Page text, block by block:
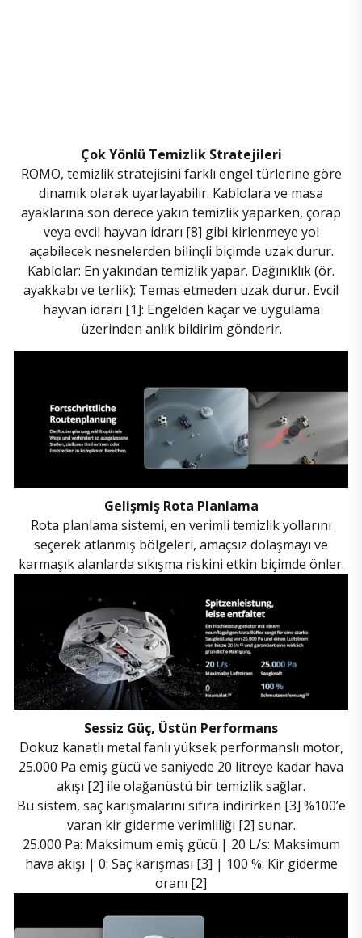
Çok Yönlü Temizlik Stratejileri
ROMO, temizlik stratejisini farklı engel türlerine göre
dinamik olarak uyarlayabilir. Kablolara ve masa
ayaklarına son derece yakın temizlik yaparken, çorap
veya evcil hayvan idrarı [8] gibi kirlenmeye yol
açabilecek nesnelerden bilinçli biçimde uzak durur.
Kablolar: En yakından temizlik yapar. Dağınıklık (ör.
ayakkabı ve terlik): Temas etmeden uzak durur. Evcil
hayvan idrarı [1]: Engelden kaçar ve uygulama
üzerinden anlık bildirim gönderir.
Gelişmiş Rota Planlama
Rota planlama sistemi, en verimli temizlik yollarını
seçerek atlanmış bölgeleri, amaçsız dolaşmayı ve
karmaşık alanlarda sıkışma riskini etkin biçimde önler.
Sessiz Güç, Üstün Performans
Dokuz kanatlı metal fanlı yüksek performanslı motor,
25.000 Pa emiş gücü ve saniyede 20 litreye kadar hava
akışı [2] ile olağanüstü bir temizlik sağlar.
Bu sistem, saç karışmalarını sıfıra indirirken [3] %100’e
varan kir giderme verimliliği [2] sunar.
25.000 Pa: Maksimum emiş gücü | 20 L/s: Maksimum
hava akışı | 0: Saç karışması [3] | 100 %: Kir giderme
oranı [2]